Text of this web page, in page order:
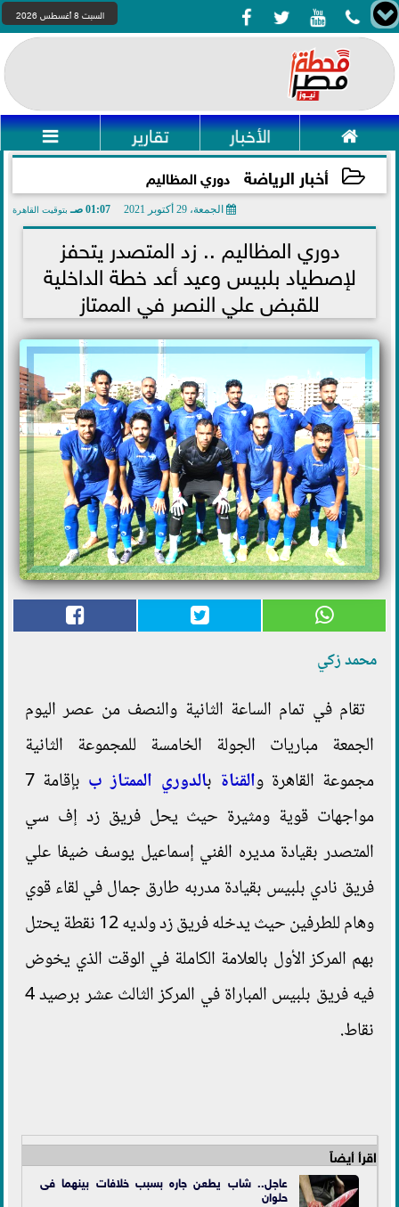
    السبت 8 أغسطس 2026
 الأخبار تقارير 
أخبار الرياضة دوري المظاليم
الجمعة، 29 أكتوبر 2021 01:07 صـ بتوقيت القاهرة
دوري المظاليم .. زد المتصدر يتحفز
لإصطياد بلبيس وعيد أعد خطة الداخلية
للقبض علي النصر في الممتاز
محمد زكي
تقام في تمام الساعة الثانية والنصف من عصر اليوم
الجمعة مباريات الجولة الخامسة للمجموعة الثانية
مجموعة القاهرة والقناة بالدوري الممتاز ب
بإقامة 7
مواجهات قوية ومثيرة حيث يحل فريق زد إف سي
المتصدر بقيادة مديره الفني إسماعيل يوسف ضيفا علي
فريق نادي بلبيس بقيادة مدربه طارق جمال في لقاء قوي
وهام للطرفين حيث يدخله فريق زد ولديه 12 نقطة يحتل
بهم المركز الأول بالعلامة الكاملة في الوقت الذي يخوض
فيه فريق بلبيس المباراة في المركز الثالث عشر برصيد 4
نقاط.
اقرأ أيضاً
عاجل.. شاب يطعن جاره بسبب خلافات بينهما فى
حلوان